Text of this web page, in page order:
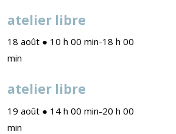
atelier libre
18 août ● 10 h 00 min-18 h 00
min
atelier libre
19 août ● 14 h 00 min-20 h 00
min